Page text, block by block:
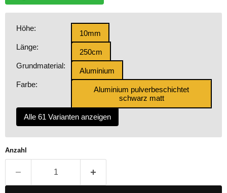
Höhe:
10mm
Länge:
250cm
Grundmaterial:
Aluminium
Farbe:
Aluminium pulverbeschichtet
schwarz matt
Alle 61 Varianten anzeigen
Anzahl